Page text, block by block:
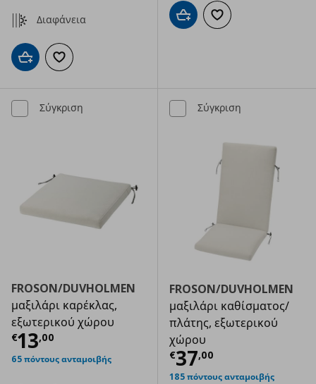
Διαφάνεια
Προσθήκη στο καλάθι
Προσθήκη στα αγαπημένα
Προσθήκη στο καλάθι
Προσθήκη στα
Σύγκριση
FROSON/DUVHOLMEN
μαξιλάρι καρέκλας,
εξωτερικού χώρου
€13,00
Τρέχουσα τιμή € 13,00
65 πόντους ανταμοιβής
Σύγκριση
FROSON/DUVHOLMEN
μαξιλάρι καθίσματος/
πλάτης, εξωτερικού
χώρου
€37,00
Τρέχουσα
185 πόντους ανταμοιβής